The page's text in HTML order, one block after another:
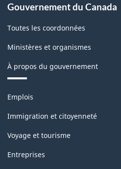
Gouvernement du Canada
Toutes les coordonnées
Ministères et organismes
À propos du gouvernement
Thèmes
sujets
Emplois
Immigration et citoyenneté
Voyage et tourisme
Entreprises